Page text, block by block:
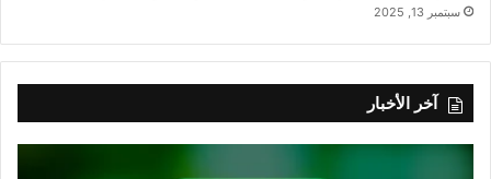
سبتمبر 13, 2025
آخر الأخبار